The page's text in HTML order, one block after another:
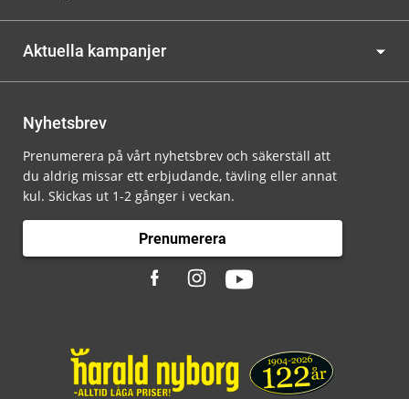
Aktuella kampanjer
Nyhetsbrev
Prenumerera på vårt nyhetsbrev och säkerställ att
du aldrig missar ett erbjudande, tävling eller annat
kul. Skickas ut 1-2 gånger i veckan.
Prenumerera